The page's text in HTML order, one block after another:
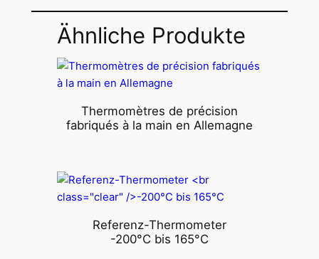
Ähnliche Produkte
Thermomètres de précision
fabriqués à la main en Allemagne
Referenz-Thermometer
-200°C bis 165°C